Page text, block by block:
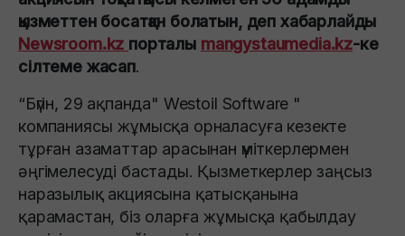
қызметтен босатқан болатын, деп хабарлайды
Newsroom.kz порталы mangystaumedia.kz-ке
сілтеме жасап.
“Бүгін, 29 ақпанда" Westoil Software "
компаниясы жұмысқа орналасуға кезекте
тұрған азаматтар арасынан үміткерлермен
әңгімелесуді бастады. Қызметкерлер заңсыз
наразылық акциясына қатысқанына
қарамастан, біз оларға жұмысқа қабылдау